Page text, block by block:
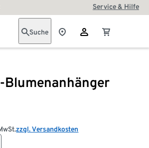
Service & Hilfe
Suche
Blumenanhänger
zzgl. Versandkosten